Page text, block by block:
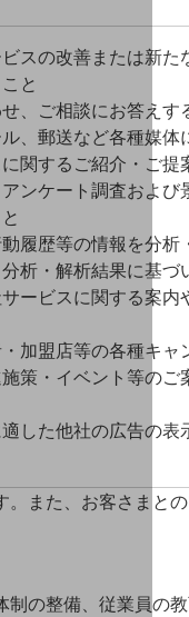
スの改善または新た
と
、ご相談にお答えす
、郵送など各種媒体
関するご紹介・ご提
ンケート調査および
履歴等の情報を分析
析・解析結果に基づ
ービスに関する案内
加盟店等の各種キャ
策・イベント等のご
した他社の広告の表
また、お客さまと
の整備、従業員の